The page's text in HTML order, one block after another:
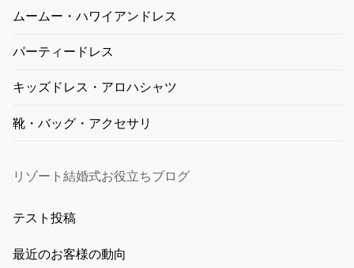
ムームー・ハワイアンドレス
パーティードレス
キッズドレス・アロハシャツ
靴・バッグ・アクセサリ
リゾート結婚式お役立ちブログ
テスト投稿
最近のお客様の動向